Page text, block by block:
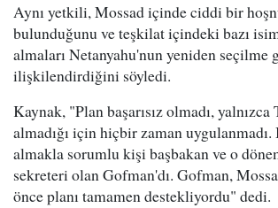
Aynı yetkili, Mossad içinde ciddi bir
bulunduğunu ve teşkilat içindeki bazı
almaları Netanyahu'nun yeniden
ilişkilendirdiğini söyledi.
Kaynak, "Plan başarısız olmadı, yalnızca
almadığı için hiçbir zaman uygulanmadı.
almakla sorumlu kişi başbakan ve o
sekreteri olan Gofman'dı. Gofman,
önce planı tamamen destekliyordu" dedi.